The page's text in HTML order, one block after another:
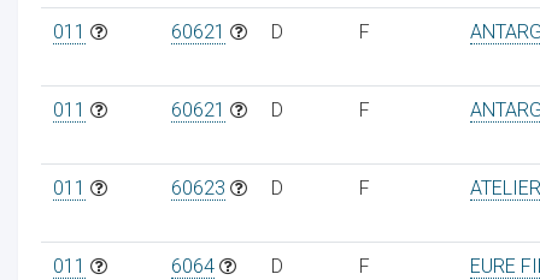
011 60621 D F
011 60621 D F
011 60623 D F
011 6064 D F
EURE